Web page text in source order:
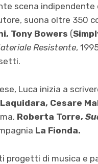
scena indipendente
suona oltre 350
Tony Bowers (
Resistente,
Luca inizia a
Cesare
Roberta Torre,
La Fionda.
di musica e